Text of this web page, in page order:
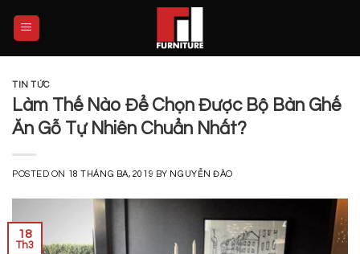
TIN TỨC
Làm Thế Nào Để Chọn Được Bộ Bàn Ghế
Ăn Gỗ Tự Nhiên Chuẩn Nhất?
POSTED ON 18 THÁNG BA, 2019 BY NGUYỄN ĐÀO
18
Th3